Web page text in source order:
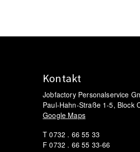
Kontakt
Jobfactory Personalservice
Paul-Hahn-Straße 1-5, Block
Google Maps
T 0732 . 66 55 33
F 0732 . 66 55 33-66